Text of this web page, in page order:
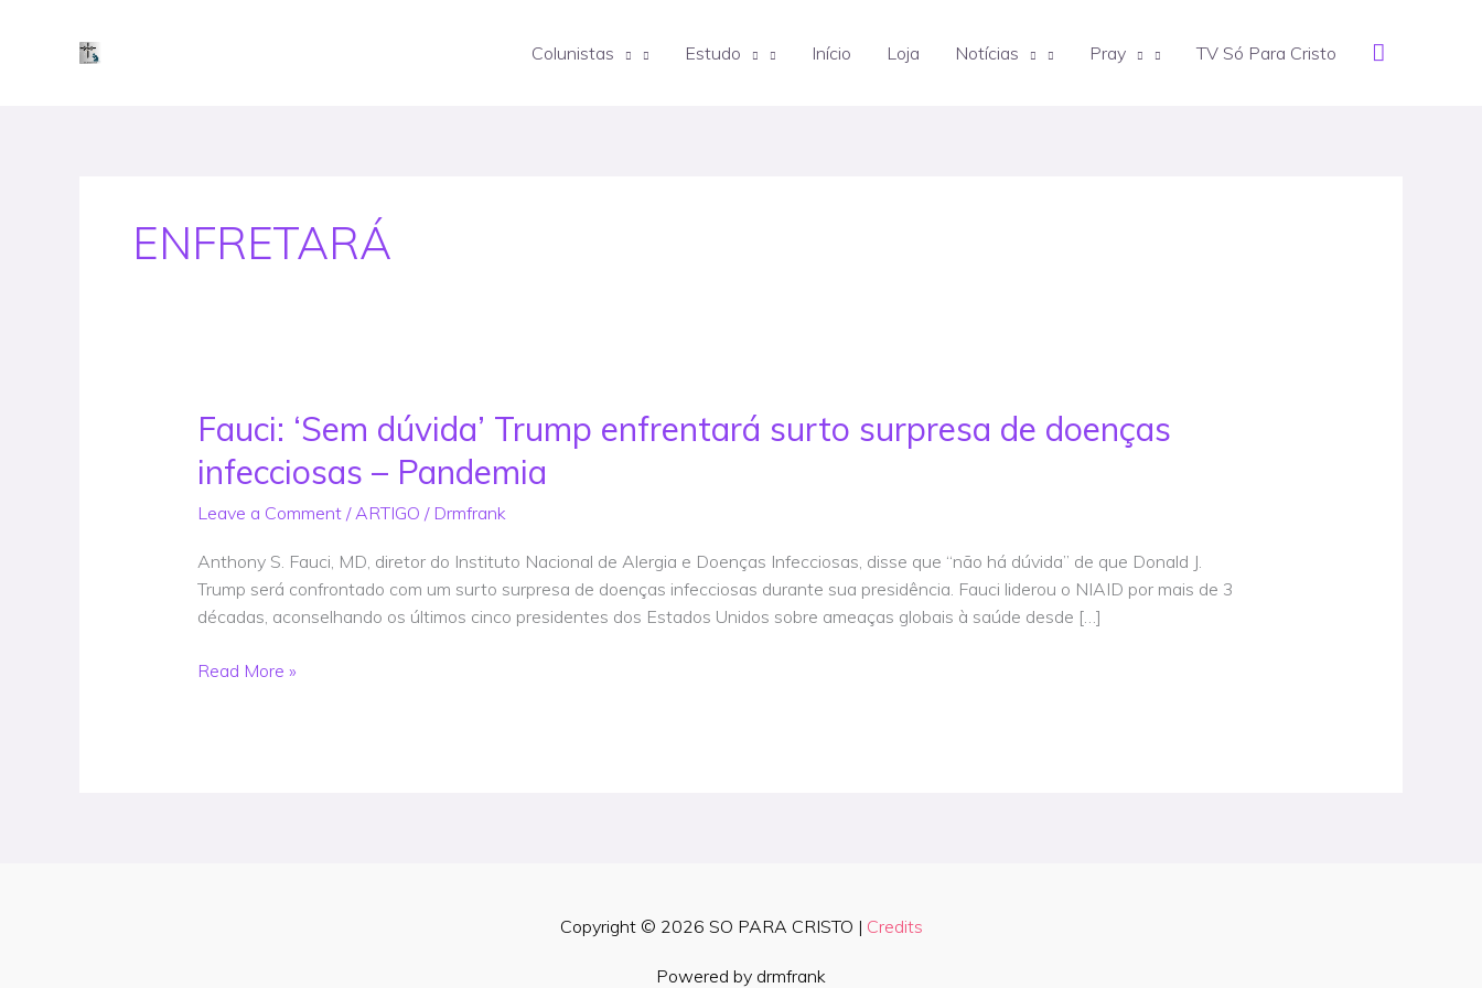
Colunistas Estudo Início Loja Notícias Pray TV Só Para Cristo Search
ENFRETARÁ
Fauci: ‘Sem dúvida’ Trump enfrentará surto surpresa de doenças
infecciosas – Pandemia
Leave a Comment /ARTIGO / Drmfrank
Anthony S. Fauci, MD, diretor do Instituto Nacional de Alergia e Doenças Infecciosas, disse que “não há dúvida” de que Donald J.
Trump será confrontado com um surto surpresa de doenças infecciosas durante sua presidência. Fauci liderou o NIAID por mais de 3
décadas, aconselhando os últimos cinco presidentes dos Estados Unidos sobre ameaças globais à saúde desde […]
Fauci:
‘Sem
dúvida’
Trump
surto
surpresa
de
infecciosas
Read More »
Copyright © 2026 SO PARA CRISTO | Credits
Powered by drmfrank